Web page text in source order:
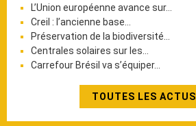
L’Union européenne avance sur…
Creil : l’ancienne base…
Préservation de la biodiversité…
Centrales solaires sur les…
Carrefour Brésil va s’équiper…
TOUTES LES ACTUS